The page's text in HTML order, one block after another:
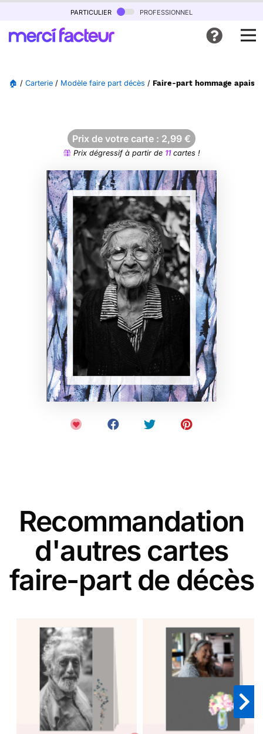
particulier professionnel
🏠 / Carterie / Modèle faire part décès / Faire-part hommage
Prix de votre carte : 2,99 €
Prix dégressif à partir de 11cartes !
Recommandation
d'autres cartes
faire-part de décès